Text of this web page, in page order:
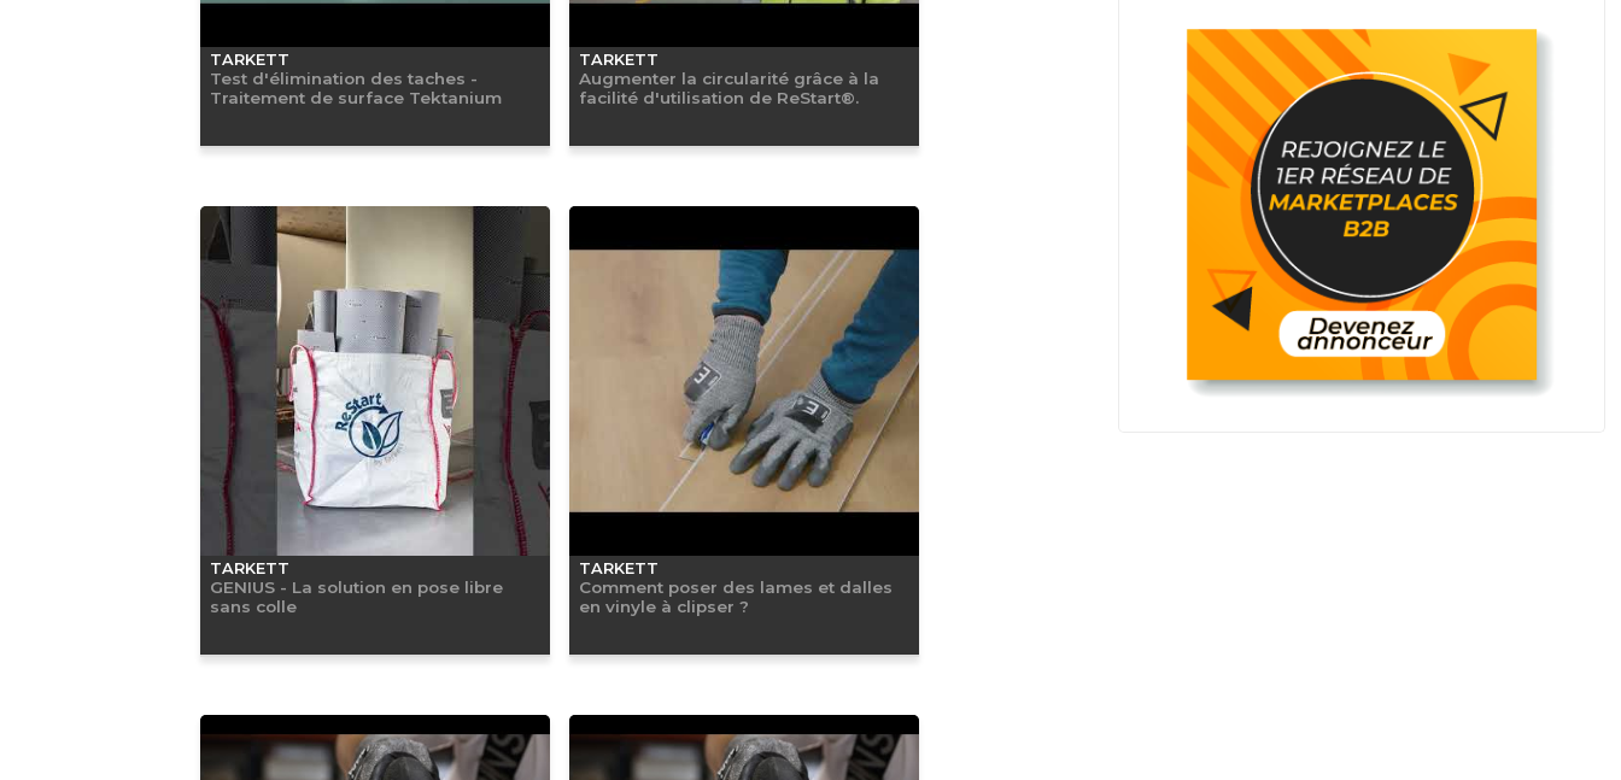
TARKETT
Test d'élimination des taches -
Traitement de surface Tektanium
TARKETT
Augmenter la circularité grâce à la
facilité d'utilisation de ReStart®.
TARKETT
GENIUS - La solution en pose libre
sans colle
TARKETT
Comment poser des lames et dalles
en vinyle à clipser ?